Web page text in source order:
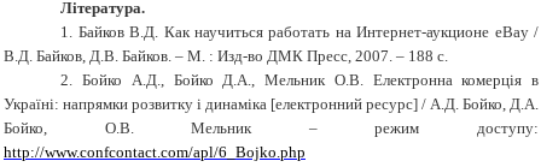
Література.
1. Байков В.Д. Как научиться работать на Интернет-аукционе eBay /
В.Д. Байков, Д.В. Байков. – М. : Изд-во ДМК Пресс, 2007. – 188 c.
2. Бойко А.Д., Бойко Д.А., Мельник О.В. Електронна комерція в
Україні: напрямки розвитку і динаміка [електронний ресурс] / А.Д. Бойко, Д.А.
Бойко, О.В. Мельник – режим доступу:
http://www.confcontact.com/apl/6_Bojko.php